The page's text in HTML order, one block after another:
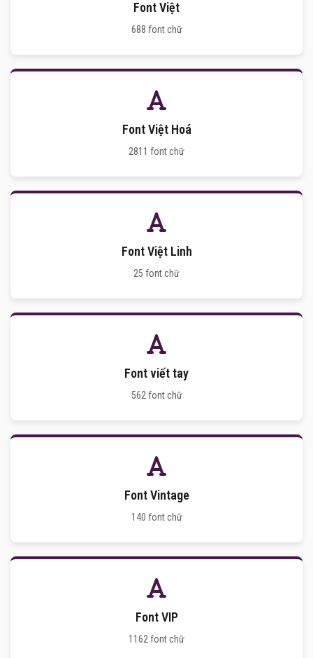
Font Việt
688 font chữ
Font Việt Hoá
2811 font chữ
Font Việt Linh
25 font chữ
Font viết tay
562 font chữ
Font Vintage
140 font chữ
Font VIP
1162 font chữ